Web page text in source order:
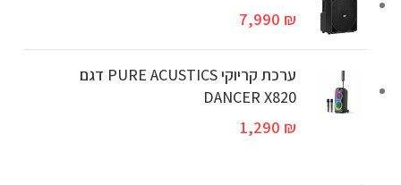
7,990 ₪
ערכת קריוקי PURE ACUSTICS דגם
DANCER X820
1,290 ₪